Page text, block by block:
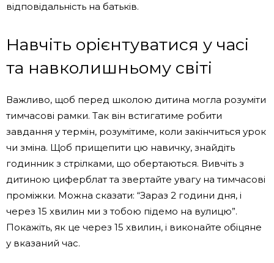
відповідальність на батьків.
Навчіть орієнтуватися у часі
та навколишньому світі
Важливо, щоб перед школою дитина могла розуміти
тимчасові рамки. Так він встигатиме робити
завдання у термін, розумітиме, коли закінчиться урок
чи зміна. Щоб прищепити цю навичку, знайдіть
годинник з стрілками, що обертаються. Вивчіть з
дитиною циферблат та звертайте увагу на тимчасові
проміжки. Можна сказати: “Зараз 2 години дня, і
через 15 хвилин ми з тобою підемо на вулицю”.
Покажіть, як це через 15 хвилин, і виконайте обіцяне
у вказаний час.